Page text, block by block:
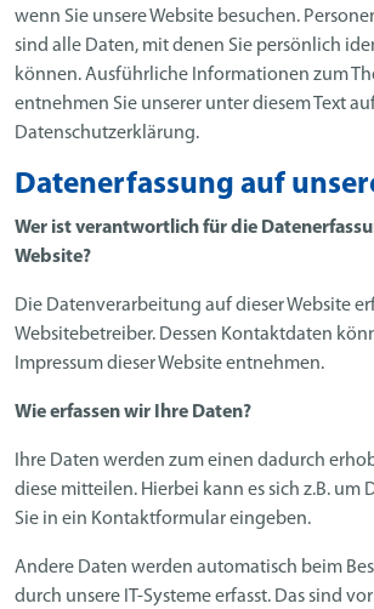
wenn Sie unsere Website besuchen.
sind alle Daten, mit denen Sie persönlich
können. Ausführliche Informationen zum
entnehmen Sie unserer unter diesem Text
Datenschutzerklärung.
Datenerfassung auf
Wer ist verantwortlich für die
Website?
Die Datenverarbeitung auf dieser Website
Websitebetreiber. Dessen Kontaktdaten
Impressum dieser Website entnehmen.
Wie erfassen wir Ihre Daten?
Ihre Daten werden zum einen dadurch
diese mitteilen. Hierbei kann es sich z.B. um
Sie in ein Kontaktformular eingeben.
Andere Daten werden automatisch beim
durch unsere IT-Systeme erfasst. Das sind